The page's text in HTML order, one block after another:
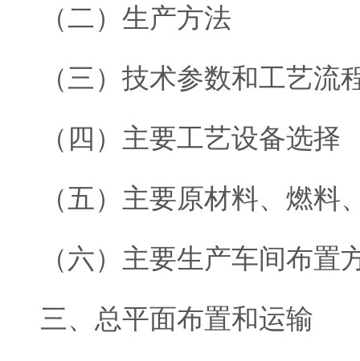
（二）生产方法
（三）技术参数和工艺流
（四）主要工艺设备选择
（五）主要原材料、燃料
（六）主要生产车间布置
三、总平面布置和运输